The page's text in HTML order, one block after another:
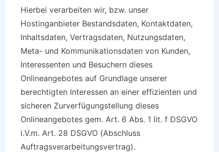
Hierbei verarbeiten wir, bzw. unser
Hostinganbieter Bestandsdaten, Kontaktdaten,
Inhaltsdaten, Vertragsdaten, Nutzungsdaten,
Meta- und Kommunikationsdaten von Kunden,
Interessenten und Besuchern dieses
Onlineangebotes auf Grundlage unserer
berechtigten Interessen an einer effizienten und
sicheren Zurverfügungstellung dieses
Onlineangebotes gem. Art. 6 Abs. 1 lit. f DSGVO
i.V.m. Art. 28 DSGVO (Abschluss
Auftragsverarbeitungsvertrag).